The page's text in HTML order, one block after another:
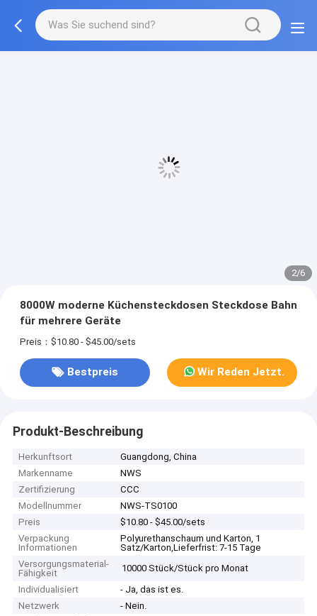
3/6
8000W moderne Küchensteckdosen Steckdose Bahn
für mehrere Geräte
Preis：$10.80 - $45.00/sets
Bestpreis Wir Reden Jetzt.
Produkt-Beschreibung
Herkunftsort
Guangdong, China
Markenname
NWS
Zertifizierung
CCC
Modellnummer
NWS-TS0100
Preis
$10.80 - $45.00/sets
Verpackung
Informationen
Polyurethanschaum und Karton, 1
Satz/Karton,Lieferfrist: 7-15 Tage
Versorgungsmaterial-
Fähigkeit
10000 Stück/Stück pro Monat
Individualisiert
- Ja, das ist es.
Netzwerk
- Nein.